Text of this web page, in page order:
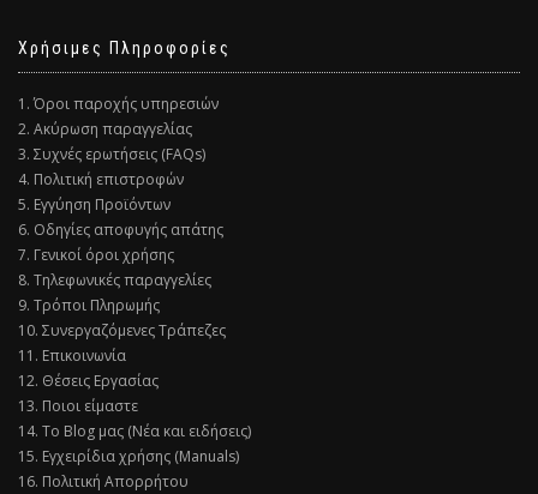
Χρήσιμες Πληροφορίες
1. Όροι παροχής υπηρεσιών
2. Ακύρωση παραγγελίας
3. Συχνές ερωτήσεις (FAQs)
4. Πολιτική επιστροφών
5. Εγγύηση Προϊόντων
6. Οδηγίες αποφυγής απάτης
7. Γενικοί όροι χρήσης
8. Τηλεφωνικές παραγγελίες
9. Τρόποι Πληρωμής
10. Συνεργαζόμενες Τράπεζες
11. Επικοινωνία
12. Θέσεις Εργασίας
13. Ποιοι είμαστε
14. Το Blog μας (Νέα και ειδήσεις)
15. Εγχειρίδια χρήσης (Manuals)
16. Πολιτική Απορρήτου